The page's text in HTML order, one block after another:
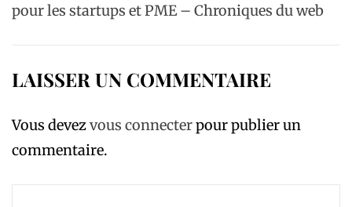
pour les startups et PME – Chroniques du web
LAISSER UN COMMENTAIRE
Vous devezvous connecterpour publier un
commentaire.